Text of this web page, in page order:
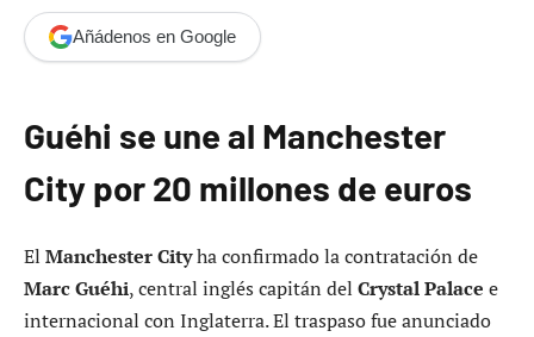
Añádenos en Google
Guéhi se une al Manchester
City por 20 millones de euros
El Manchester Cityha confirmado la contratación de
Marc Guéhi, central inglés capitán del Crystal Palace e
internacional con Inglaterra. El traspaso fue anunciado